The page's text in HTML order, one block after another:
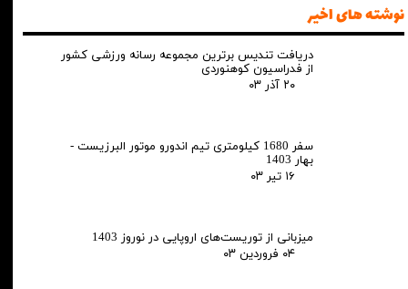
نوشته های اخیر
دریافت تندیس برترین مجموعه رسانه ورزشی کشور
از فدراسیون کوهنوردی
۲۰ آذر ۰۳
سفر 1680 کیلومتری تیم اندورو موتور البرزیست -
بهار 1403
۱۶ تیر ۰۳
میزبانی از توریست‌های اروپایی در نوروز 1403
۰۴ فروردین ۰۳